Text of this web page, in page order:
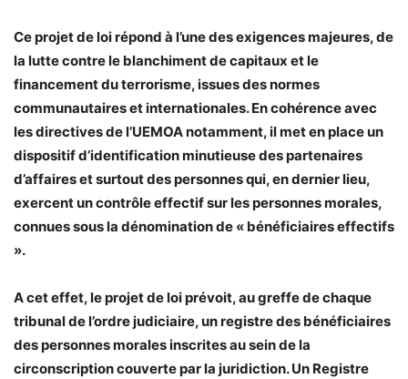
Ce projet de loi répond à l’une des exigences majeures, de
la lutte contre le blanchiment de capitaux et le
financement du terrorisme, issues des normes
communautaires et internationales. En cohérence avec
les directives de l’UEMOA notamment, il met en place un
dispositif d’identification minutieuse des partenaires
d’affaires et surtout des personnes qui, en dernier lieu,
exercent un contrôle effectif sur les personnes morales,
connues sous la dénomination de « bénéficiaires effectifs
».
A cet effet, le projet de loi prévoit, au greffe de chaque
tribunal de l’ordre judiciaire, un registre des bénéficiaires
des personnes morales inscrites au sein de la
circonscription couverte par la juridiction. Un Registre